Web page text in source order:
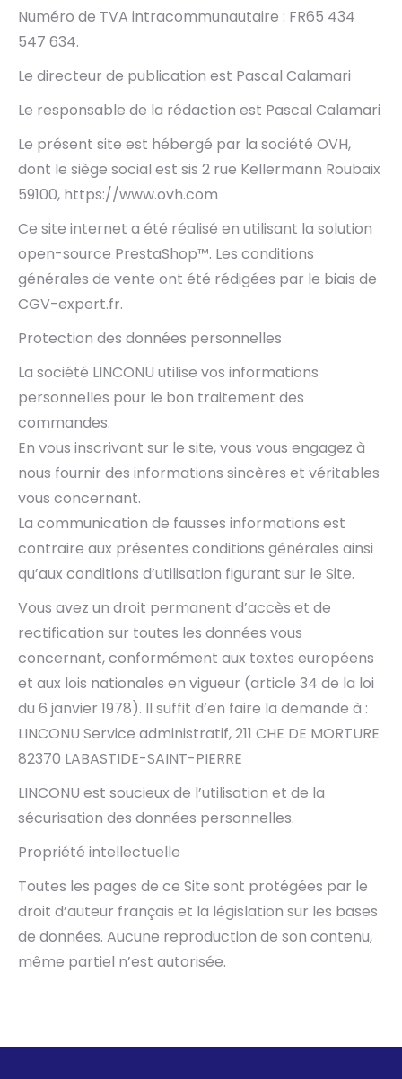
Numéro de TVA intracommunautaire : FR65 434
547 634.
Le directeur de publication est Pascal Calamari
Le responsable de la rédaction est Pascal Calamari
Le présent site est hébergé par la société OVH,
dont le siège social est sis 2 rue Kellermann Roubaix
59100, https://www.ovh.com
Ce site internet a été réalisé en utilisant la solution
open-source PrestaShop™. Les conditions
générales de vente ont été rédigées par le biais de
CGV-expert.fr.
Protection des données personnelles
La société LINCONU utilise vos informations
personnelles pour le bon traitement des
commandes.
En vous inscrivant sur le site, vous vous engagez à
nous fournir des informations sincères et véritables
vous concernant.
La communication de fausses informations est
contraire aux présentes conditions générales ainsi
qu’aux conditions d’utilisation figurant sur le Site.
Vous avez un droit permanent d’accès et de
rectification sur toutes les données vous
concernant, conformément aux textes européens
et aux lois nationales en vigueur (article 34 de la loi
du 6 janvier 1978). Il suffit d’en faire la demande à :
LINCONU Service administratif, 211 CHE DE MORTURE
82370 LABASTIDE-SAINT-PIERRE
LINCONU est soucieux de l’utilisation et de la
sécurisation des données personnelles.
Propriété intellectuelle
Toutes les pages de ce Site sont protégées par le
droit d’auteur français et la législation sur les bases
de données. Aucune reproduction de son contenu,
même partiel n’est autorisée.